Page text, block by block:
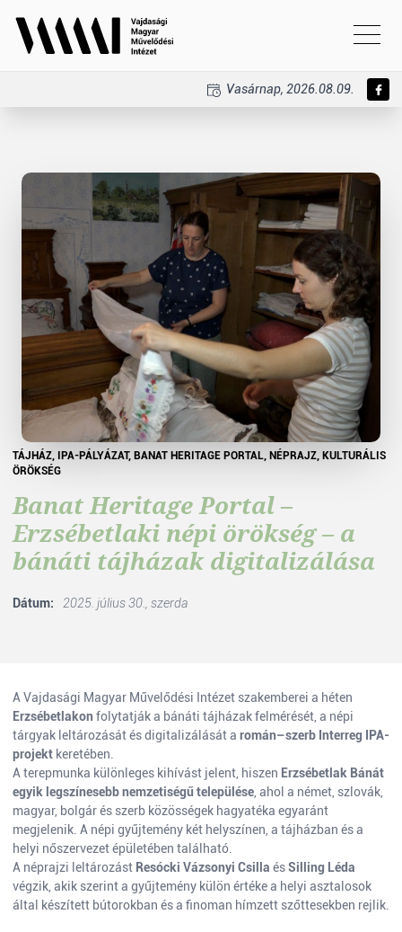
Vasárnap, 2026.08.09.
TÁJHÁZ, IPA-PÁLYÁZAT, BANAT HERITAGE PORTAL, NÉPRAJZ, KULTURÁLIS
ÖRÖKSÉG
Banat Heritage Portal –
Erzsébetlaki népi örökség – a
bánáti tájházak digitalizálása
Dátum: 2025. július 30., szerda
A Vajdasági Magyar Művelődési Intézet szakemberei a héten
Erzsébetlakonfolytatják a bánáti tájházak felmérését, a népi
tárgyak leltározását és digitalizálását a román–szerb Interreg IPA-
projekt keretében.
A terepmunka különleges kihívást jelent, hiszen Erzsébetlak Bánát
egyik legszínesebb nemzetiségű települése , ahol a német, szlovák,
magyar, bolgár és szerb közösségek hagyatéka egyaránt
megjelenik. A népi gyűjtemény két helyszínen, a tájházban és a
helyi nőszervezet épületében található.
A néprajzi leltározást Resócki Vázsonyi Csilla ésSilling Léda
végzik, akik szerint a gyűjtemény külön értéke a helyi asztalosok
által készített bútorokban és a finoman hímzett szőttesekben rejlik.